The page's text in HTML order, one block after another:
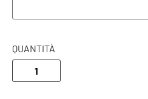
QUANTITÀ